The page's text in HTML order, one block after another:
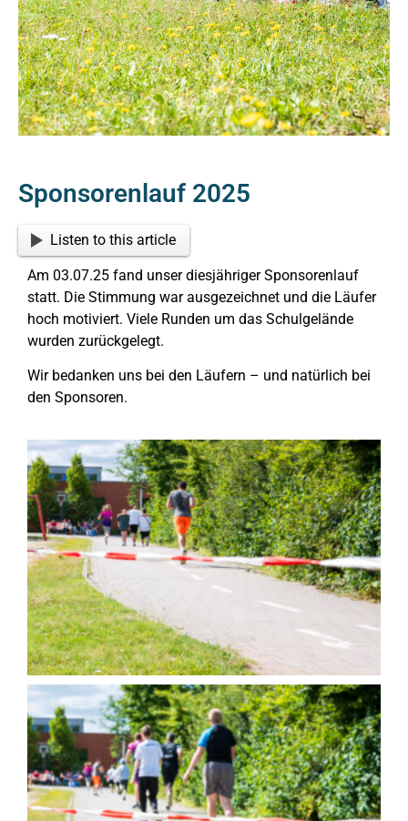
Sponsorenlauf 2025
Listen to this article
Am 03.07.25 fand unser diesjähriger Sponsorenlauf
statt. Die Stimmung war ausgezeichnet und die Läufer
hoch motiviert. Viele Runden um das Schulgelände
wurden zurückgelegt.
Wir bedanken uns bei den Läufern – und natürlich bei
den Sponsoren.